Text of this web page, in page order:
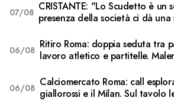
07/08 CRISTANTE: "Lo Scudetto è un
presenza della società ci dà una
06/08 Ritiro Roma: doppia seduta tra
lavoro atletico e partitelle.
06/08 Calciomercato Roma: call
giallorossi e il Milan. Sul tavolo